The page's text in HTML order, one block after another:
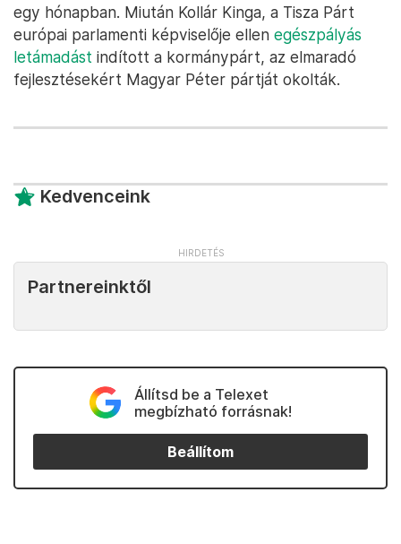
egy hónapban. Miután Kollár Kinga, a Tisza Párt
európai parlamenti képviselője ellen egészpályás
letámadást indított a kormánypárt, az elmaradó
fejlesztésekért Magyar Péter pártját okolták.
Kedvenceink
Partnereinktől
Állítsd be a Telexet
megbízható forrásnak!
Beállítom